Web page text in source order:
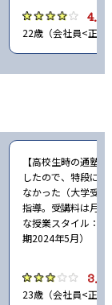
4.0
22歳（会社員<正社
【高校生時の通塾
したので、特段に
なかった（大学受
指導。受講料は月
な授業スタイル：
期2024年5月）
3.0
23歳（会社員<正社